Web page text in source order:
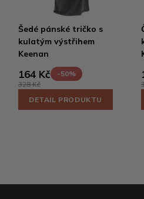
Šedé pánské tričko s
kulatým výstřihem
Keenan
164 Kč
-50%
328 Kč
DETAIL PRODUKTU